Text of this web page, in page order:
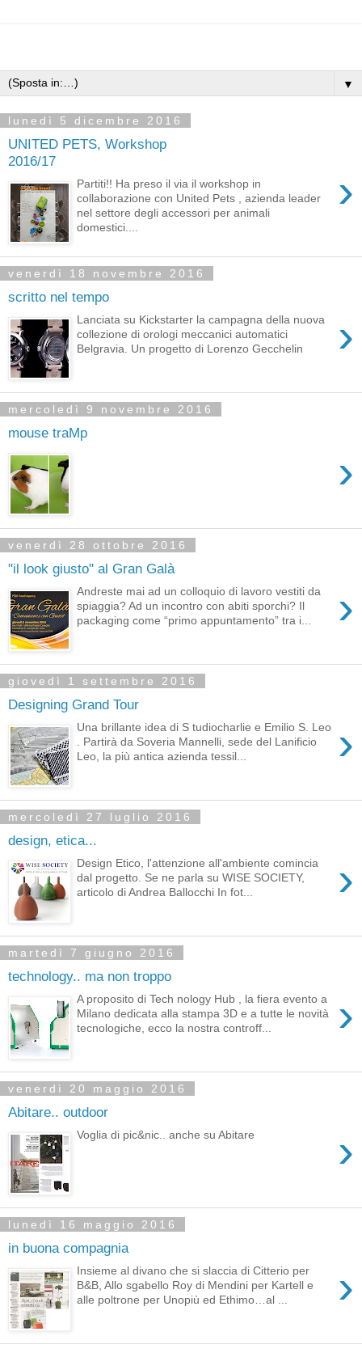
▼
lunedì 5 dicembre 2016
UNITED PETS, Workshop
2016/17
›
Partiti!! Ha preso il via il workshop in
collaborazione con United Pets , azienda leader
nel settore degli accessori per animali
domestici....
venerdì 18 novembre 2016
scritto nel tempo
›
Lanciata su Kickstarter la campagna della nuova
collezione di orologi meccanici automatici
Belgravia. Un progetto di Lorenzo Gecchelin
mercoledì 9 novembre 2016
mouse traMp
›
venerdì 28 ottobre 2016
"il look giusto" al Gran Galà
›
Andreste mai ad un colloquio di lavoro vestiti da
spiaggia? Ad un incontro con abiti sporchi? Il
packaging come “primo appuntamento” tra i...
giovedì 1 settembre 2016
Designing Grand Tour
›
Una brillante idea di S tudiocharlie e Emilio S. Leo
. Partirà da Soveria Mannelli, sede del Lanificio
Leo, la più antica azienda tessil...
mercoledì 27 luglio 2016
design, etica...
›
Design Etico, l'attenzione all'ambiente comincia
dal progetto. Se ne parla su WISE SOCIETY,
articolo di Andrea Ballocchi In fot...
martedì 7 giugno 2016
technology.. ma non troppo
›
A proposito di Tech nology Hub , la fiera evento a
Milano dedicata alla stampa 3D e a tutte le novità
tecnologiche, ecco la nostra controff...
venerdì 20 maggio 2016
Abitare.. outdoor
›
Voglia di pic&nic.. anche su Abitare
lunedì 16 maggio 2016
in buona compagnia
›
Insieme al divano che si slaccia di Citterio per
B&B, Allo sgabello Roy di Mendini per Kartell e
alle poltrone per Unopiù ed Ethimo…al ...